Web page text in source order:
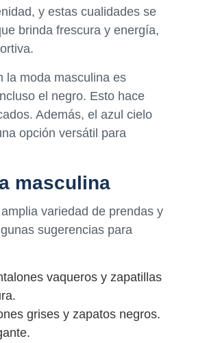
y estas cualidades se
brinda frescura y energía,
la moda masculina es
el negro. Esto hace
Además, el azul cielo
opción versátil para
masculina
variedad de prendas y
sugerencias para
vaqueros y zapatillas
grises y zapatos negros.